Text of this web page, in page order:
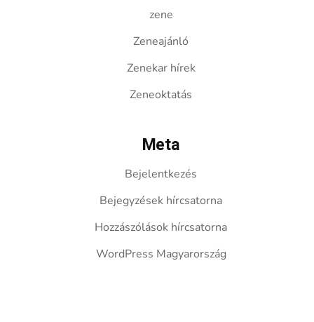
zene
Zeneajánló
Zenekar hírek
Zeneoktatás
Meta
Bejelentkezés
Bejegyzések hírcsatorna
Hozzászólások hírcsatorna
WordPress Magyarország